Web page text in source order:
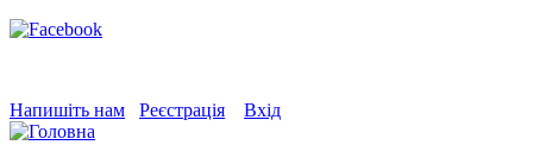
Напишіть нам Реєстрація Вхід